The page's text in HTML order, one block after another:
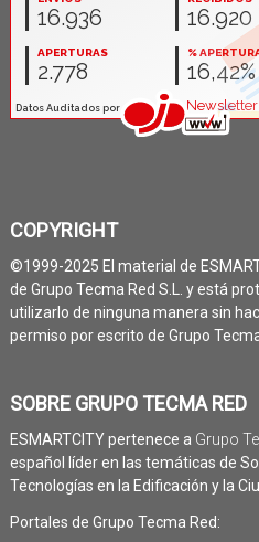
COPYRIGHT
©1999-2025 El material de
de Grupo Tecma Red S.L. y está
utilizarlo de ninguna manera sin
permiso por escrito de Grupo Tecma
SOBRE GRUPO TECMA RED
ESMARTCITY pertenece a Grupo
español líder en las temáticas de
Tecnologías en la Edificación y la
Portales de Grupo Tecma Red: